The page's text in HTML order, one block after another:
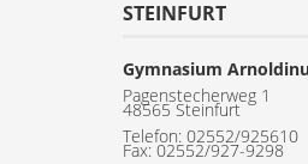
STEINFURT
Gymnasium
Pagenstecherweg 1
48565 Steinfurt
Telefon: 02552/925610
Fax: 02552/927-9298